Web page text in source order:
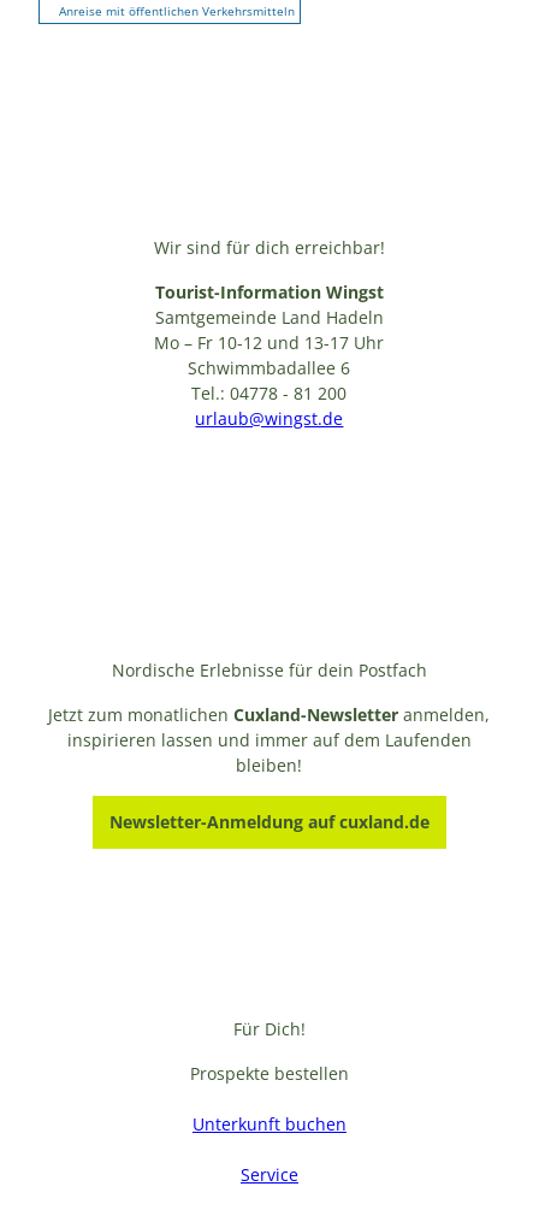
Anreise mit öffentlichen Verkehrsmitteln
Wir sind für dich erreichbar!
Tourist-Information Wingst
Samtgemeinde Land Hadeln
Mo – Fr 10-12 und 13-17 Uhr
Schwimmbadallee 6
Tel.: 04778 - 81 200
urlaub@wingst.de
Nordische Erlebnisse für dein Postfach
Jetzt zum monatlichenCuxland-Newsletter anmelden,
inspirieren lassen und immer auf dem Laufenden
bleiben!
Newsletter-Anmeldung auf cuxland.de
Für Dich!
Prospekte bestellen
Unterkunft buchen
Service